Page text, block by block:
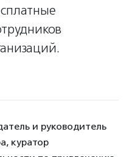
и руководитель
куратор